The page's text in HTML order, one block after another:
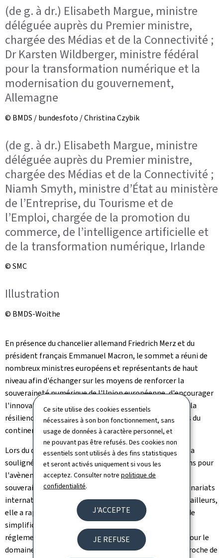
Ce site utilise des cookies essentiels
nécessaires à son bon fonctionnement, sans
usage de données à caractère personnel, et
ne pouvant pas être refusés. Des cookies non
essentiels sont utilisés à des fins statistiques
et seront activés uniquement si vous les
acceptez. Consulter notrepolitique de
confidentialité.
J'ACCEPTE
JE REFUSE
(de g. à dr.) Elisabeth Margue, ministre
déléguée auprès du Premier ministre,
chargée des Médias et de la Connectivité ;
Dr Karsten Wildberger, ministre fédéral
pour la transformation numérique et la
modernisation du gouvernement,
Allemagne
© BMDS / bundesfoto / Christina Czybik
(de g. à dr.) Elisabeth Margue, ministre
déléguée auprès du Premier ministre,
chargée des Médias et de la Connectivité ;
Niamh Smyth, ministre d’État au ministère
de l’Entreprise, du Tourisme et de
l’Emploi, chargée de la promotion du
commerce, de l’intelligence artificielle et
de la transformation numérique, Irlande
© SMC
Illustration
© BMDS-Woithe
En présence du chancelier allemand Friedrich Merz et du
président français Emmanuel Macron, le sommet a réuni de
nombreux ministres européens et représentants de haut
niveau afin d'échanger sur les moyens de renforcer la
souveraineté numérique de l'Union européenne, d'encourager
l'innovation technologique européenne et de garantir la
résilience et la sécurité des infrastructures numériques du
continent.
Lors du déjeuner officiel du sommet, Elisabeth Margue a
souligné l'importance d'intensifier les efforts communs pour
l'avènement du marché intérieur et a plaidé pour une
souveraineté numérique européenne ouverte aux partenariats
internationaux partageant les valeurs de l'Europe. Par ailleurs,
elle a rappelé la nécessité d'un programme européen de
simplification ambitieux permettant de créer un cadre
réglementaire cohérent et une gouvernance efficace pour le
domaine du numérique. "Nous devons adopter une approche de